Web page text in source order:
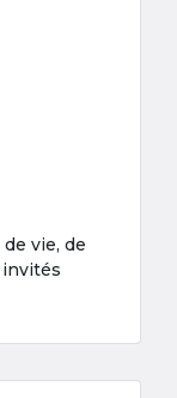
vie, de
invités